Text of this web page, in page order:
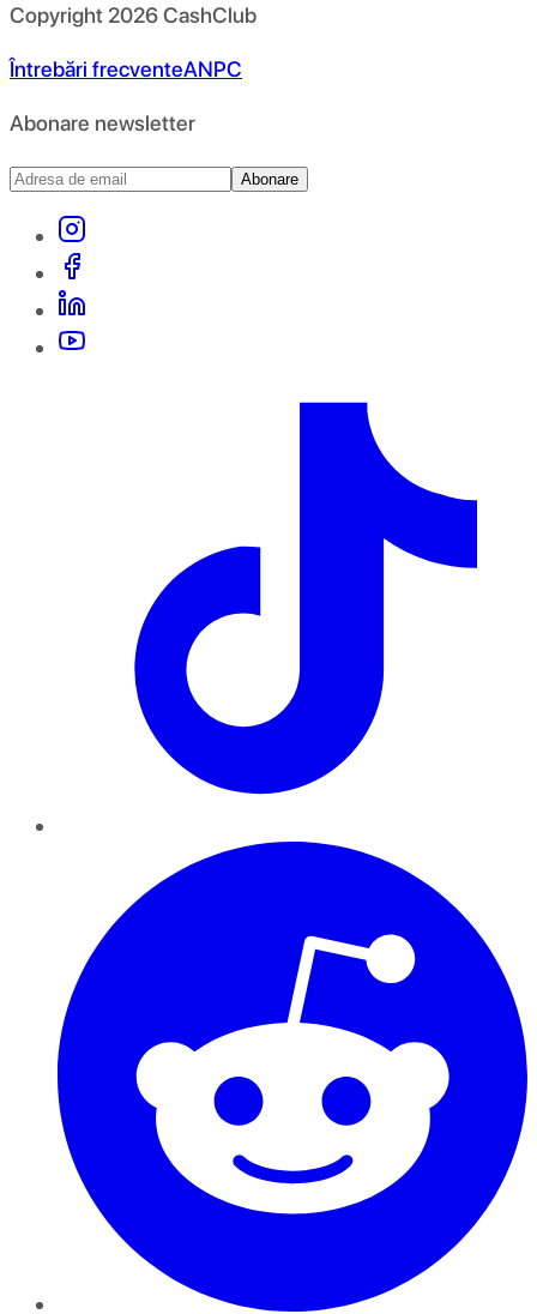
Copyright 2026CashClub
Întrebări frecventeANPC
Abonare newsletter
Abonare